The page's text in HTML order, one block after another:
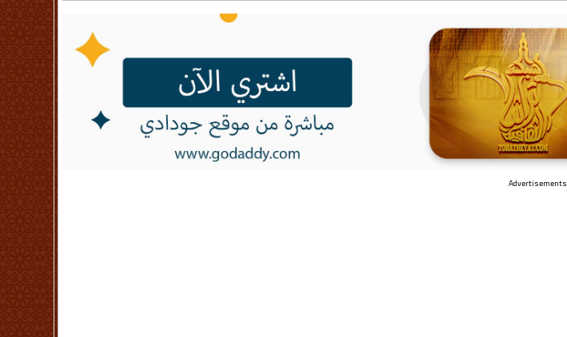
Advertisements